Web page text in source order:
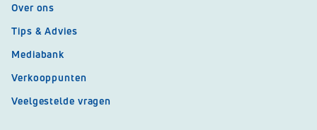
Over ons
Tips & Advies
Mediabank
Verkooppunten
Veelgestelde vragen